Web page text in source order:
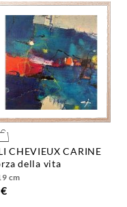
CHEVIEUX CARINE
della vita
cm